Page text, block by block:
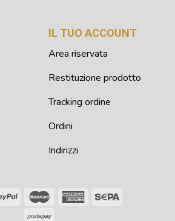
IL TUO ACCOUNT
Area riservata
Restituzione prodotto
Tracking ordine
Ordini
Indirizzi